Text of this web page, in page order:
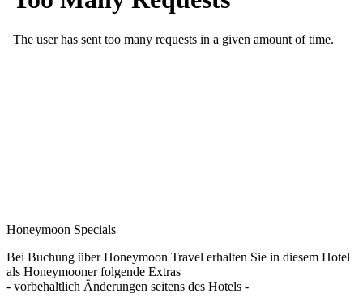
Honeymoon Specials
Bei Buchung über Honeymoon Travel erhalten Sie in diesem Hotel
als Honeymooner folgende Extras
- vorbehaltlich Änderungen seitens des Hotels -